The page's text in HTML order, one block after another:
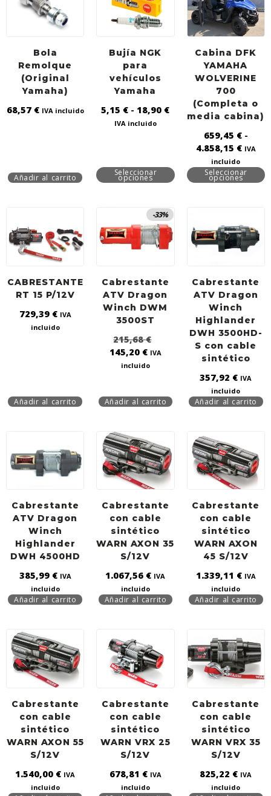
Bola
Remolque
(Original
Yamaha)
68,57 € IVA incluido
Añadir al carrito
Bujía NGK
para
vehículos
Yamaha
5,15 € - 18,90 €
IVA incluido
Seleccionar
opciones
Cabina DFK
YAMAHA
WOLVERINE
700
(Completa o
media cabina)
659,45 € -
4.858,15 € IVA
incluido
Seleccionar
opciones
CABRESTANTE
RT 15 P/12V
729,39 € IVA
incluido
Añadir al carrito
-33%
Cabrestante
ATV Dragon
Winch DWM
3500ST
215,68€
145,20 € IVA
incluido
Añadir al carrito
Cabrestante
ATV Dragon
Winch
Highlander
DWH 3500HD-
S con cable
sintético
357,92 € IVA
incluido
Añadir al carrito
Cabrestante
ATV Dragon
Winch
Highlander
DWH 4500HD
385,99 € IVA
incluido
Añadir al carrito
Cabrestante
con cable
sintético
WARN AXON 35
S/12V
1.067,56 € IVA
incluido
Añadir al carrito
Cabrestante
con cable
sintético
WARN AXON
45 S/12V
1.339,11 € IVA
incluido
Añadir al carrito
Cabrestante
con cable
sintético
WARN AXON 55
S/12V
1.540,00 € IVA
incluido
Cabrestante
con cable
sintético
WARN VRX 25
S/12V
678,81 € IVA
incluido
Cabrestante
con cable
sintético
WARN VRX 35
S/12V
825,22 € IVA
incluido